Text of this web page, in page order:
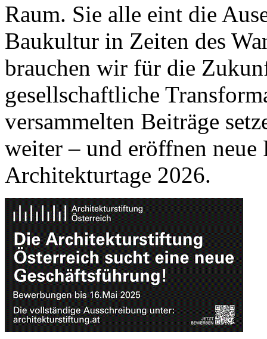
Raum. Sie alle eint die
Baukultur in Zeiten des
brauchen wir für die
gesellschaftliche
versammelten Beiträge
weiter – und eröffnen
Architekturtage 2026.